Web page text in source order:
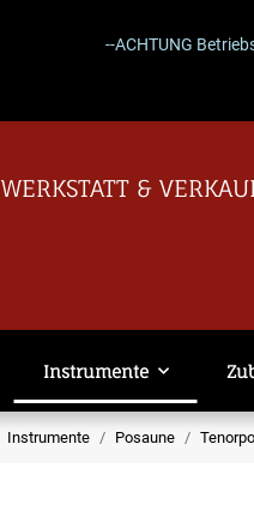
--ACHTUNG
WERKSTATT &
Instrumente
Instrumente Posaune